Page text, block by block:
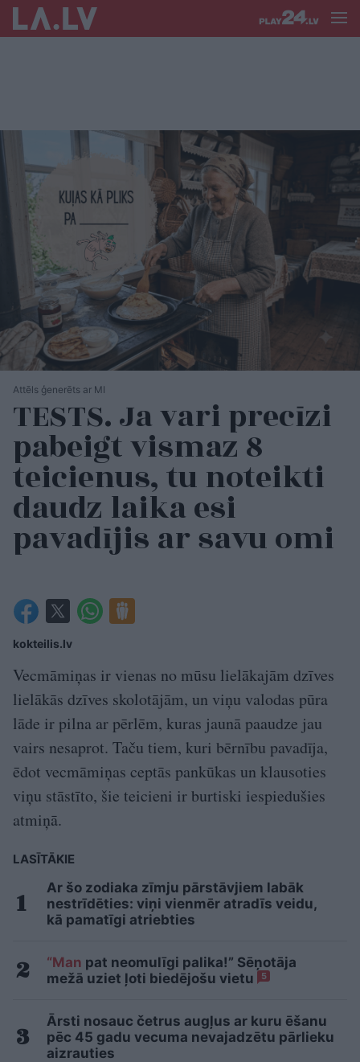
Attēls ģenerēts ar MI
TESTS. Ja vari precīzi
pabeigt vismaz 8
teicienus, tu noteikti
daudz laika esi
pavadījis ar savu omi
kokteilis.lv
Vecmāmiņas ir vienas no mūsu lielākajām dzīves
lielākās dzīves skolotājām, un viņu valodas pūra
lāde ir pilna ar pērlēm, kuras jaunā paaudze jau
vairs nesaprot. Taču tiem, kuri bērnību pavadīja,
ēdot vecmāmiņas ceptās pankūkas un klausoties
viņu stāstīto, šie teicieni ir burtiski iespiedušies
atmiņā.
LASĪTĀKIE
Ar šo zodiaka zīmju pārstāvjiem labāk
nestrīdēties: viņi vienmēr atradīs veidu,
kā pamatīgi atriebties
“Man pat neomulīgi palika!” Sēņotāja
mežā uziet ļoti biedējošu vietu
5
Ārsti nosauc četrus augļus ar kuru ēšanu
pēc 45 gadu vecuma nevajadzētu pārlieku
aizrauties